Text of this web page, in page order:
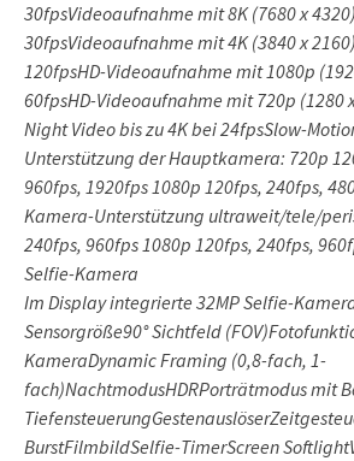
30fpsVideoaufnahme mit 8K (7680 x
30fpsVideoaufnahme mit 4K (3840 x
120fpsHD-Videoaufnahme mit 1080p
60fpsHD-Videoaufnahme mit 720p (1280
Night Video bis zu 4K bei 24fpsSlow-
Unterstützung der Hauptkamera: 720p
960fps, 1920fps 1080p 120fps, 240fps,
Kamera-Unterstützung ultraweit/tele/
240fps, 960fps 1080p 120fps, 240fps,
Selfie-Kamera
Im Display integrierte 32MP Selfie-
Sensorgröße90° Sichtfeld
KameraDynamic Framing (0,8-fach, 1-
fach)NachtmodusHDRPorträtmodus mit
BurstFilmbildSelfie-TimerScreen